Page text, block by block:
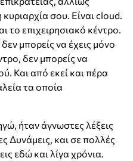
κυριαρχία σου. Είναι cloud.
το επιχειρησιακό κέντρο.
μπορείς να έχεις μόνο
δεν μπορείς να
Και από εκεί και πέρα
τα οποία
ήταν άγνωστες λέξεις
Δυνάμεις, και σε πολλές
εδώ και λίγα χρόνια.